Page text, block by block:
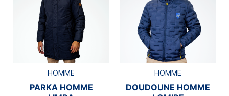
HOMME
PARKA HOMME
HOMME
DOUDOUNE HOMME